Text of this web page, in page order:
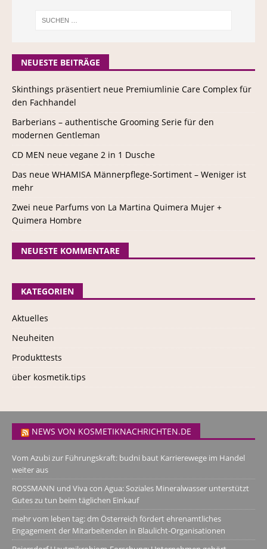
NEUESTE BEITRÄGE
Skinthings präsentiert neue Premiumlinie Care Complex für
den Fachhandel
Barberians – authentische Grooming Serie für den
modernen Gentleman
CD MEN neue vegane 2 in 1 Dusche
Das neue WHAMISA Männerpflege-Sortiment – Weniger ist
mehr
Zwei neue Parfums von La Martina Quimera Mujer +
Quimera Hombre
NEUESTE KOMMENTARE
KATEGORIEN
Aktuelles
Neuheiten
Produkttests
über kosmetik.tips
NEWS VON KOSMETIKNACHRICHTEN.DE
Vom Azubi zur Führungskraft: budni baut Karrierewege im Handel
weiter aus
ROSSMANN und Viva con Agua: Soziales Mineralwasser unterstützt
Gutes zu tun beim täglichen Einkauf
mehr vom leben tag: dm Österreich fördert ehrenamtliches
Engagement der Mitarbeitenden in Blaulicht-Organisationen